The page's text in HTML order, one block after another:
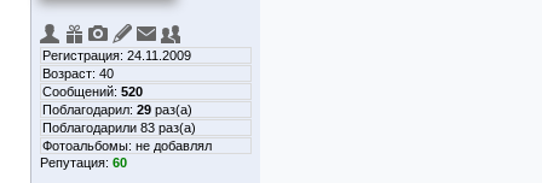
Регистрация: 24.11.2009
Возраст: 40
Сообщений: 520
Поблагодарил: 29 раз(а)
Поблагодарили 83 раз(а)
Фотоальбомы: не добавлял
Репутация: 60